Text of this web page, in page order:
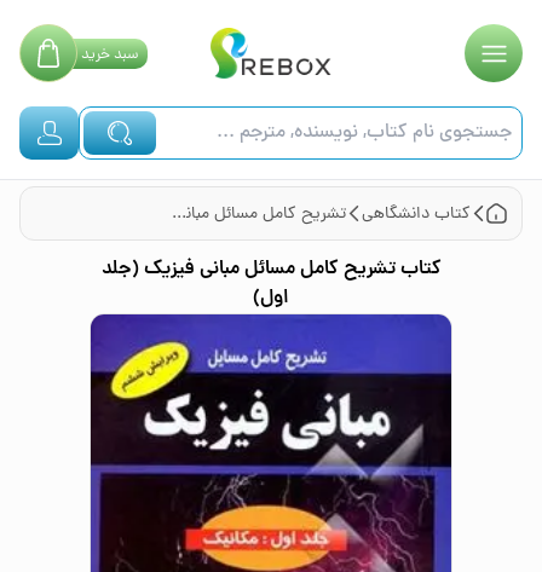
سبدخرید
کتابدانشگاهی تشریح کامل مسائل مبانی فیزیک (جلد اول)
کتابتشریح کامل مسائل مبانی فیزیک (جلد
اول)